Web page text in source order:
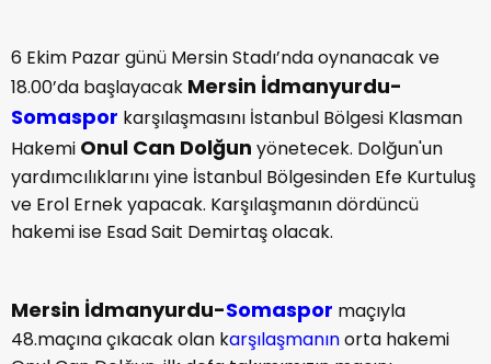
6 Ekim Pazar günü Mersin Stadı’nda oynanacak ve
18.00’da başlayacak Mersin İdmanyurdu-
Somaspor karşılaşmasını İstanbul Bölgesi Klasman
Hakemi Onul Can Dolğun yönetecek. Dolğun'un
yardımcılıklarını yine İstanbul Bölgesinden Efe Kurtuluş
ve Erol Ernek yapacak. Karşılaşmanın dördüncü
hakemi ise Esad Sait Demirtaş olacak.
Mersin İdmanyurdu-Somaspor maçıyla
48.maçına çıkacak olan karşılaşmanınorta hakemi